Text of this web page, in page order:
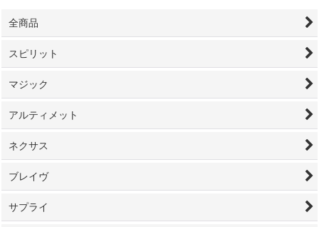
全商品
スピリット
マジック
アルティメット
ネクサス
ブレイヴ
サプライ